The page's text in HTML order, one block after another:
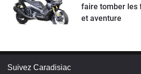
faire tomber les
et aventure
Suivez Caradisiac